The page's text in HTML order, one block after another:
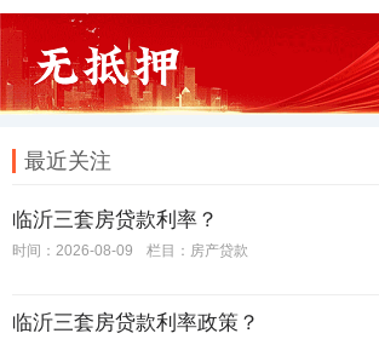
最近关注
临沂三套房贷款利率？
时间：2026-08-09 栏目： 房产贷款
临沂三套房贷款利率政策？